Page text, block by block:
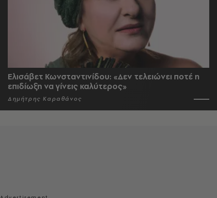
Ελισάβετ Κωνσταντινίδου: «Δεν τελειώνει ποτέ η
επιδίωξη να γίνεις καλύτερος»
Δημήτρης Καραθάνος